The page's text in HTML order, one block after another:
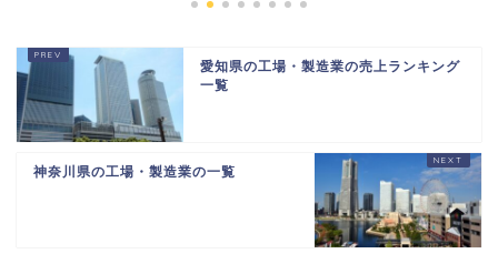
愛知県の工場・製造業の売上ランキング
一覧
神奈川県の工場・製造業の一覧